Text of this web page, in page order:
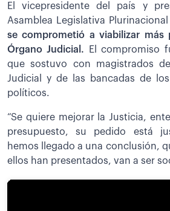
El vicepresidente del país y
Asamblea Legislativa
se comprometió a viabilizar más
Órgano Judicial.
El compromiso
que sostuvo con magistrados
Judicial y de las bancadas de
políticos.
“Se quiere mejorar la Justicia,
presupuesto, su pedido está
hemos llegado a una conclusión,
ellos han presentados, van a ser